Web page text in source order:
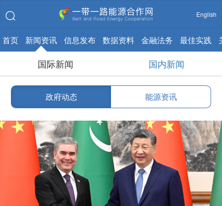
English
首页 新闻资讯 信息发布 数据资料 金融法务 最佳实践
国际新闻 国内新闻
政府动态 能源资讯